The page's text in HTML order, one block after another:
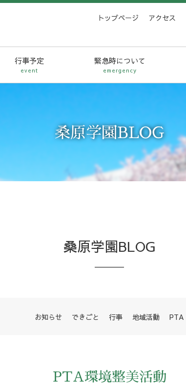
トップページ アクセス
行事予定
event
緊急時について
emergency
桑原学園BLOG
桑原学園BLOG
お知らせ できごと 行事 地域活動 PTA
PTA環境整美活動